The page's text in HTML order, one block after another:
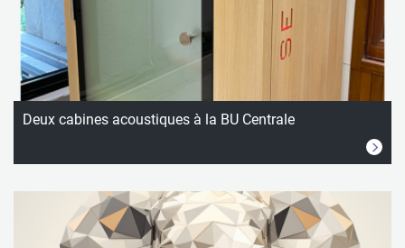
Deux cabines acoustiques à la BU Centrale